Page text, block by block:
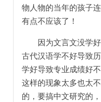
物人物的当年的孩子
有点不应该了！
因为文言文没学好
古代汉语学不好导致
学好导致专业成绩好
这样的现象太多也太
的，要搞中文研究的